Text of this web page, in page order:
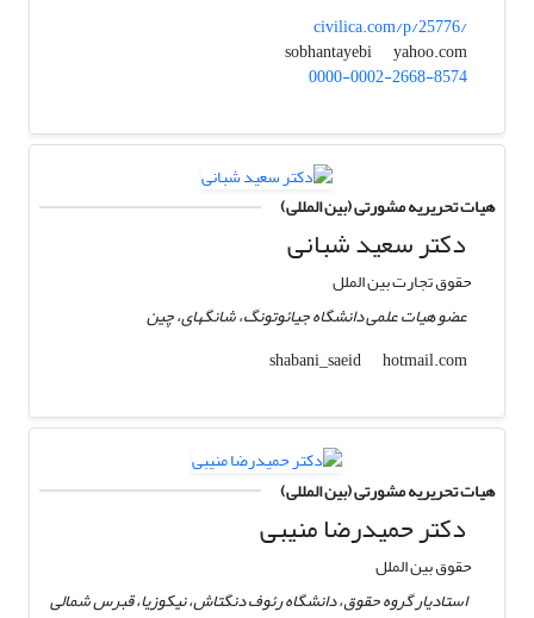
civilica.com/p/25776/
sobhantayebi
yahoo.com
0000-0002-2668-8574
هیات تحریریه مشورتی (بین المللی)
دکتر سعید شبانی
حقوق تجارت بین الملل
عضو هیات علمی دانشگاه جیائوتونگ، شانگهای، چین
shabani_saeid
hotmail.com
هیات تحریریه مشورتی (بین المللی)
دکتر حمیدرضا منیبی
حقوق بین الملل
استادیار گروه حقوق، دانشگاه رئوف دنگتاش، نیکوزیا، قبرس شمالی